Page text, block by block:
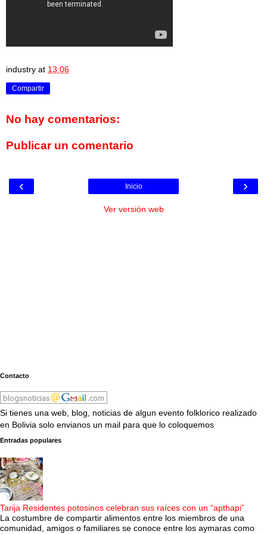
industry at 13:06
Compartir
No hay comentarios:
Publicar un comentario
‹ ›
Inicio
Ver versión web
Contacto
Si tienes una web, blog, noticias de algun evento folklorico realizado
en Bolivia solo envianos un mail para que lo coloquemos
Entradas populares
Tarija Residentes potosinos celebran sus raíces con un “apthapi”
La costumbre de compartir alimentos entre los miembros de una
comunidad, amigos o familiares se conoce entre los aymaras como